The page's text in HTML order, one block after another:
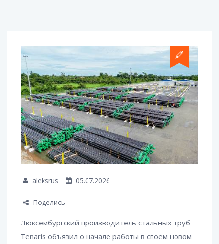
aleksrus 05.07.2026
Поделись
Люксембургский производитель стальных труб
Tenaris объявил о начале работы в своем новом